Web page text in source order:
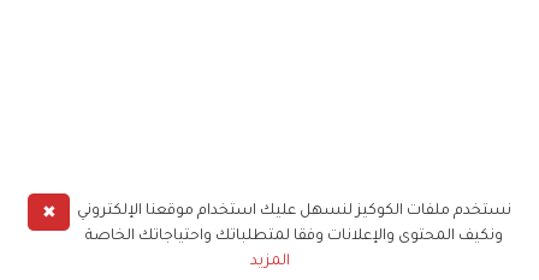
✖
نستخدم ملفات الكوكيز لنسهل عليك استخدام موقعنا الإلكتروني
ونكيف المحتوى والإعلانات وفقا لمتطلباتك واحتياجاتك الخاصة
المزيد